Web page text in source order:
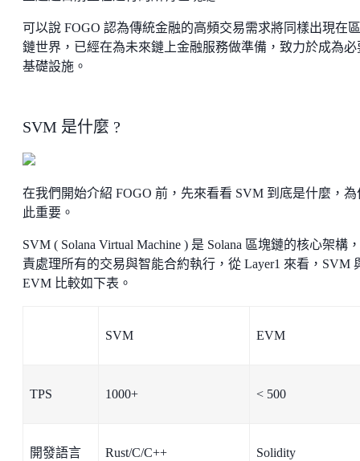
可以說 FOGO 認為傳統金融的高頻交易需求將同樣出現在
鏈世界，已經在為未來鏈上金融服務做準備，致力於成為必
基礎設施。
SVM 是什麼 ?
在我們開始介紹 FOGO 前，先來看看 SVM 到底是什麼，為
此重要。
SVM ( Solana Virtual Machine ) 是 Solana 區塊鏈的核心架構
責處理所有的交易與智能合約執行，從 Layer1 來看，SVM
EVM 比較如下表。
SVM EVM
TPS 1000+ < 500
開發語言 Rust/C/C++ Solidity